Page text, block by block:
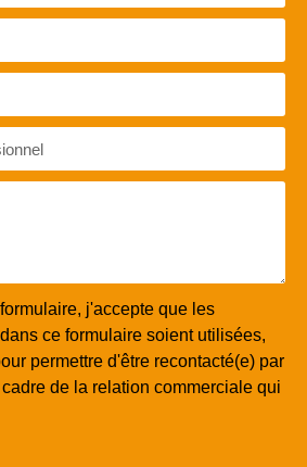
j'accepte que les
ce formulaire soient utilisées,
permettre d'être recontacté(e) par
de la relation commerciale qui